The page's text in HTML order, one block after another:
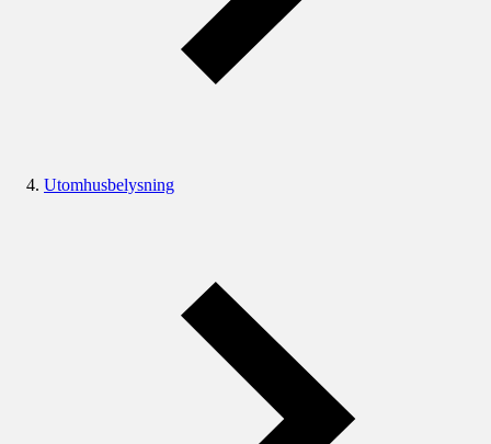
Utomhusbelysning